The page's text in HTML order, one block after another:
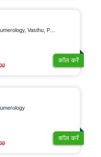
Vasthu, Psychology
कॉल करें
कॉल करें